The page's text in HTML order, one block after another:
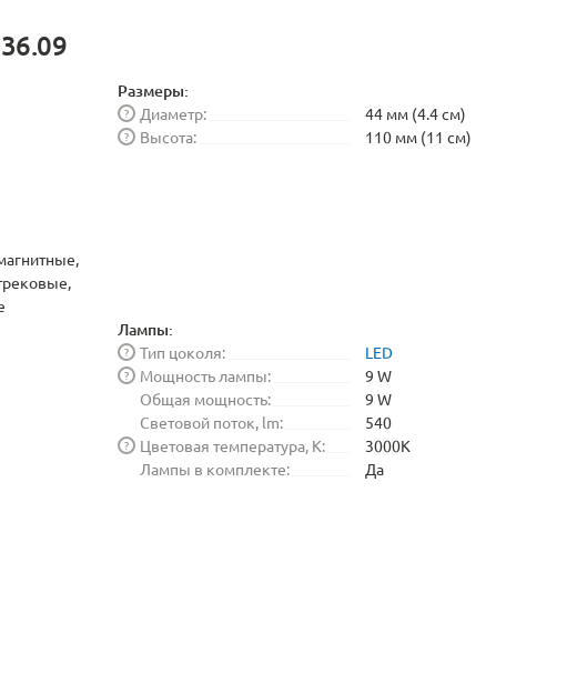
Размеры:
Диаметр:
?
44 мм (4.4 см)
Высота:
? 110 мм (11 см)
Лампы:
Тип цоколя:
?
LED
Мощность лампы:
?
9 W
Общая мощность:
9 W
Световой поток, lm:
540
Цветовая температура, K:
?
3000K
Лампы в комплекте:
Да